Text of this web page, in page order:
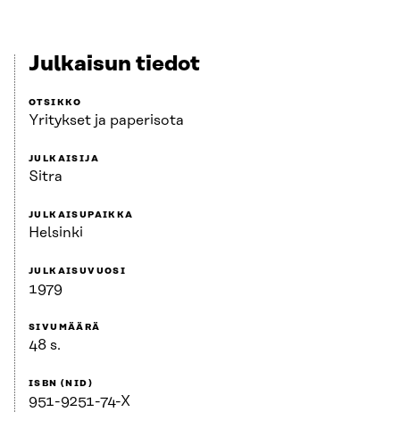
Julkaisun tiedot
OTSIKKO
Yritykset ja paperisota
JULKAISIJA
Sitra
JULKAISUPAIKKA
Helsinki
JULKAISUVUOSI
1979
SIVUMÄÄRÄ
48 s.
ISBN (NID)
951-9251-74-X